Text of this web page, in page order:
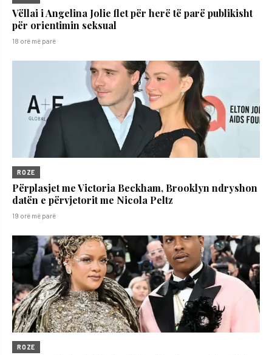
Vëllai i Angelina Jolie flet për herë të parë publikisht
për orientimin seksual
18 orë më parë
ROZE
Përplasjet me Victoria Beckham, Brooklyn ndryshon
datën e përvjetorit me Nicola Peltz
19 orë më parë
ROZE